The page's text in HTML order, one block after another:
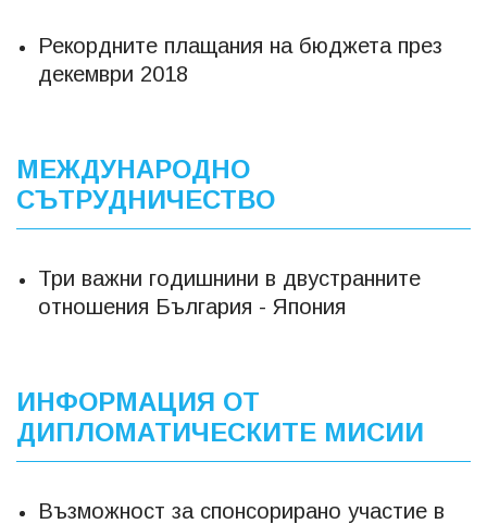
Рекордните плащания на бюджета през
декември 2018
МЕЖДУНАРОДНО
СЪТРУДНИЧЕСТВО
Три важни годишнини в двустранните
отношения България - Япония
ИНФОРМАЦИЯ ОТ
ДИПЛОМАТИЧЕСКИТЕ МИСИИ
Възможност за спонсорирано участие в